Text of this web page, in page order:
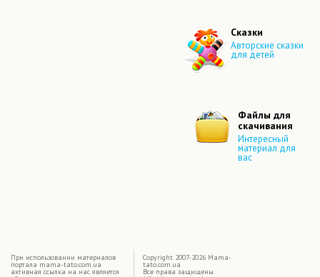
Сказки
Авторские сказки
для детей
Файлы для
скачивания
Интересный
материал для
вас
При использовании материалов
портала mama-tato.com.ua
активная ссылка на нас является
Copyright 2007-2026 Mama-
tato.com.ua
Все права защищены.